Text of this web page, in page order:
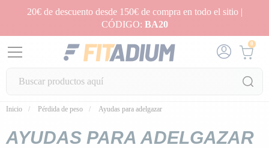
20€ de descuento desde 150€ de compra en todo el sitio |
CÓDIGO: BA20
0
Inicio Pérdida de peso Ayudas para adelgazar
AYUDAS PARA ADELGAZAR